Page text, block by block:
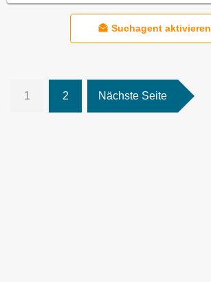
Suchagent aktivieren
1 2 Nächste Seite